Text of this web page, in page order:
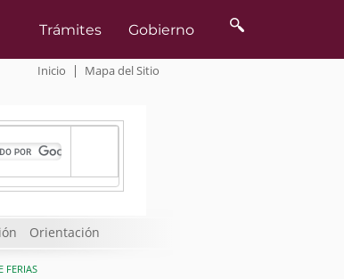
Inicio | Mapa del Sitio
Orientación
FERIAS